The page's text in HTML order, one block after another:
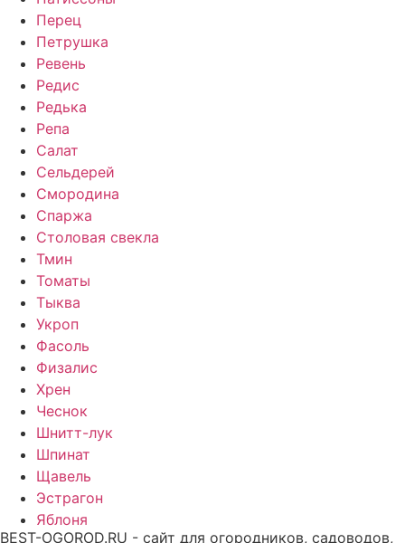
Перец
Петрушка
Ревень
Редис
Редька
Репа
Салат
Сельдерей
Смородина
Спаржа
Столовая свекла
Тмин
Томаты
Тыква
Укроп
Фасоль
Физалис
Хрен
Чеснок
Шнитт-лук
Шпинат
Щавель
Эстрагон
Яблоня
BEST-OGOROD.RU - сайт для огородников, садоводов,